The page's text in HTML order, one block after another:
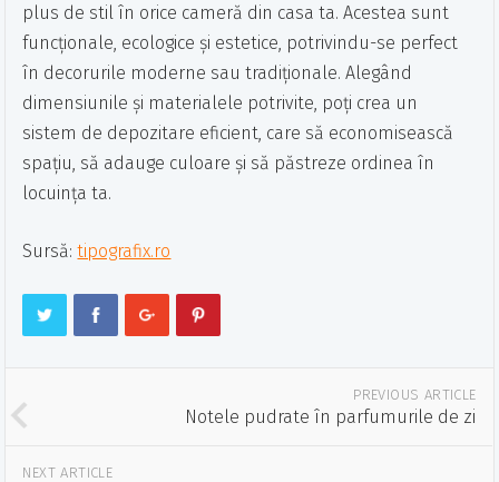
plus de stil în orice cameră din casa ta. Acestea sunt
funcționale, ecologice și estetice, potrivindu-se perfect
în decorurile moderne sau tradiționale. Alegând
dimensiunile și materialele potrivite, poți crea un
sistem de depozitare eficient, care să economisească
spațiu, să adauge culoare și să păstreze ordinea în
locuința ta.
Sursă:tipografix.ro
PREVIOUS ARTICLE
Notele pudrate în parfumurile de zi
NEXT ARTICLE